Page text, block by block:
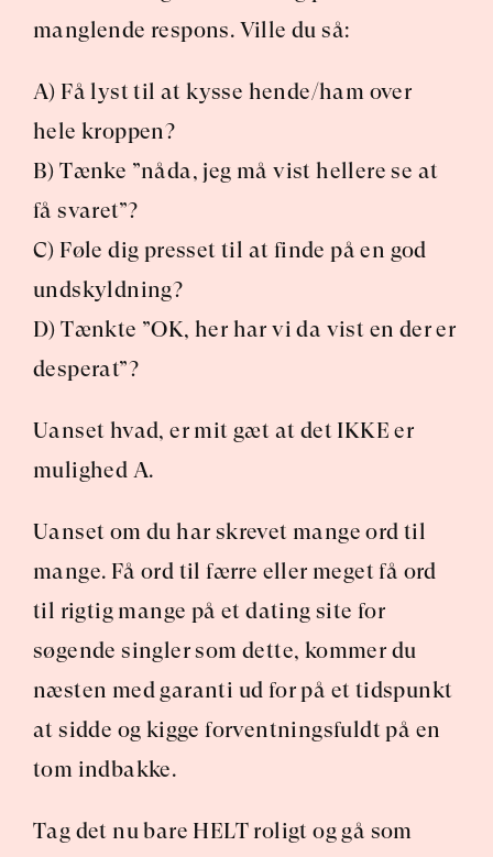
manglende respons. Ville du så:
A) Få lyst til at kysse hende/ham over
hele kroppen?
B) Tænke ”nåda, jeg må vist hellere se at
få svaret”?
C) Føle dig presset til at finde på en god
undskyldning?
D) Tænkte ”OK, her har vi da vist en der er
desperat”?
Uanset hvad, er mit gæt at det IKKE er
mulighed A.
Uanset om du har skrevet mange ord til
mange. Få ord til færre eller meget få ord
til rigtig mange på et dating site for
søgende singler som dette, kommer du
næsten med garanti ud for på et tidspunkt
at sidde og kigge forventningsfuldt på en
tom indbakke.
Tag det nu bare HELT roligt og gå som